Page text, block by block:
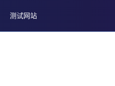
测试网站